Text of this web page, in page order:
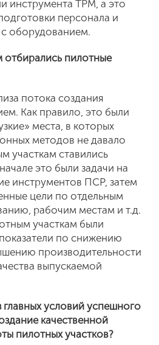
инструмента ТРМ, а это
персонала и
оборудованием.
отбирались пилотные
потока создания
Как правило, это были
места, в которых
методов не давало
участкам ставились
это были задачи на
инструментов ПСР, затем
цели по отдельным
рабочим местам и т.д.
участкам были
по снижению
производительности
выпускаемой
условий успешного
качественной
пилотных участков?